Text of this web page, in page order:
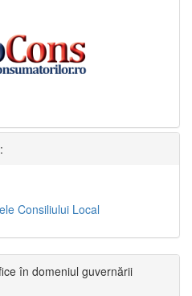
Consiliului Local
în domeniul guvernării